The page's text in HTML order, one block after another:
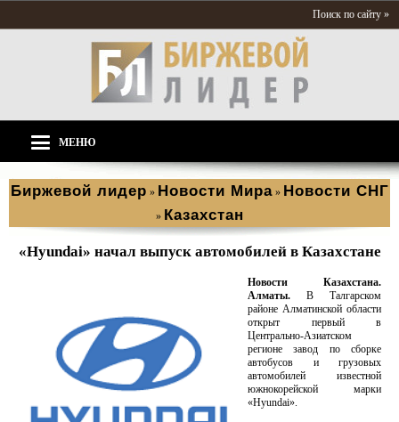
Поиск по сайту »
МЕНЮ
Биржевой лидер » Новости Мира » Новости СНГ
» Казахстан
«Hyundai» начал выпуск автомобилей в Казахстане
Новости Казахстана.
Алматы. В Талгарском
районе Алматинской области
открыт первый в
Центрально-Азиатском
регионе завод по сборке
автобусов и грузовых
автомобилей известной
южнокорейской марки
«Hyundai».